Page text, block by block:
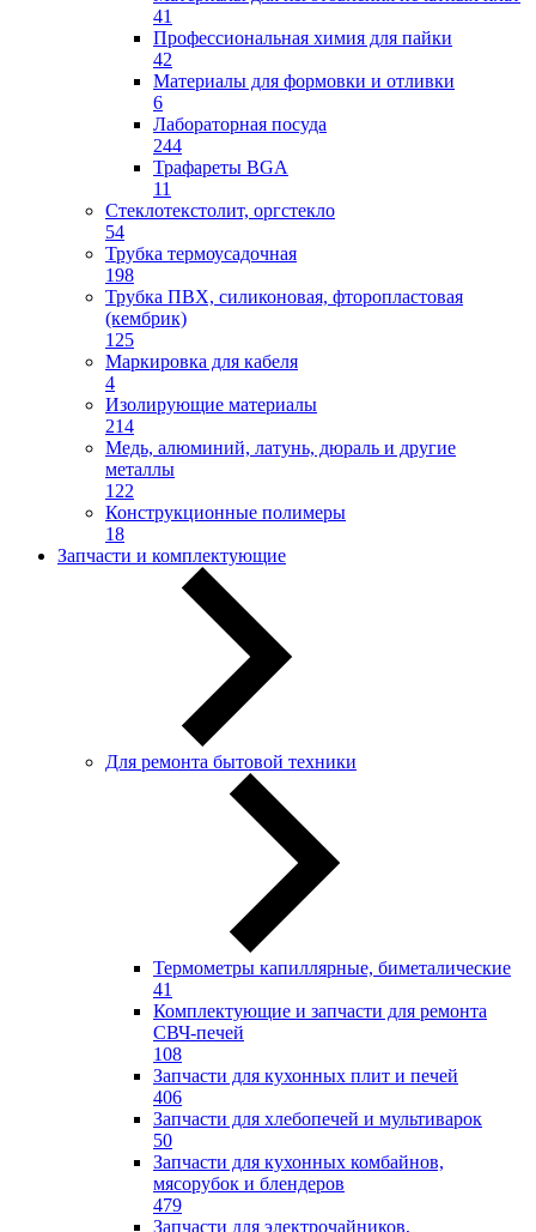
41
Профессиональная химия для пайки
42
Материалы для формовки и отливки
6
Лабораторная посуда
244
Трафареты BGA
11
Стеклотекстолит, оргстекло
54
Трубка термоусадочная
198
Трубка ПВХ, силиконовая, фторопластовая
(кембрик)
125
Маркировка для кабеля
4
Изолирующие материалы
214
Медь, алюминий, латунь, дюраль и другие
металлы
122
Конструкционные полимеры
18
Запчасти и комплектующие
Для ремонта бытовой техники
Термометры капиллярные, биметалические
41
Комплектующие и запчасти для ремонта
СВЧ-печей
108
Запчасти для кухонных плит и печей
406
Запчасти для хлебопечей и мультиварок
50
Запчасти для кухонных комбайнов,
мясорубок и блендеров
479
Запчасти для электрочайников,